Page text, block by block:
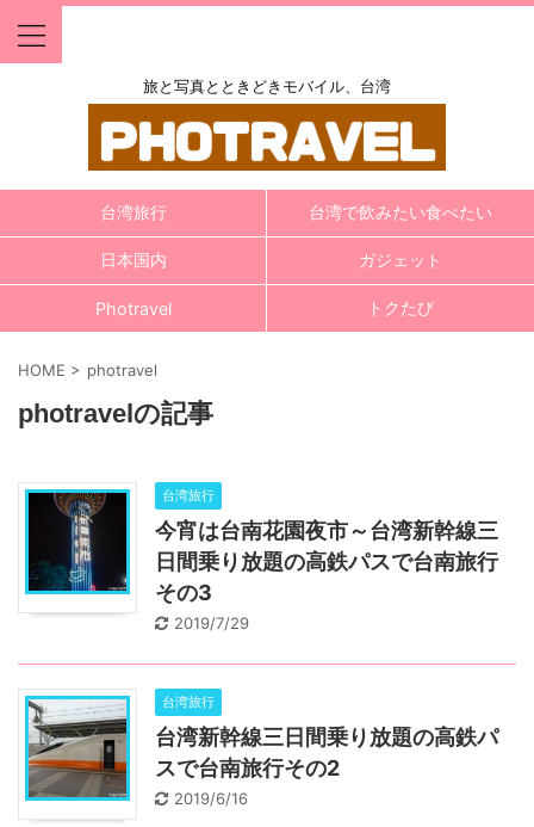
旅と写真とときどきモバイル、台湾
台湾旅行 台湾で飲みたい食べたい
日本国内 ガジェット
Photravel トクたび
HOME > photravel
photravelの記事
台湾旅行
今宵は台南花園夜市～台湾新幹線三
日間乗り放題の高鉄パスで台南旅行
その3
2019/7/29
台湾旅行
台湾新幹線三日間乗り放題の高鉄パ
スで台南旅行その2
2019/6/16